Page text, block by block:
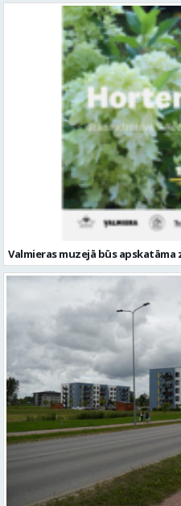
Valmieras muzejā būs